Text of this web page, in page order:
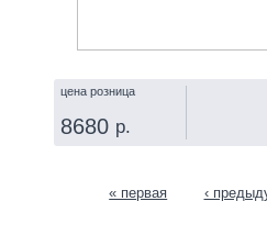
цена розница
8680 р.
Страницы
« первая ‹